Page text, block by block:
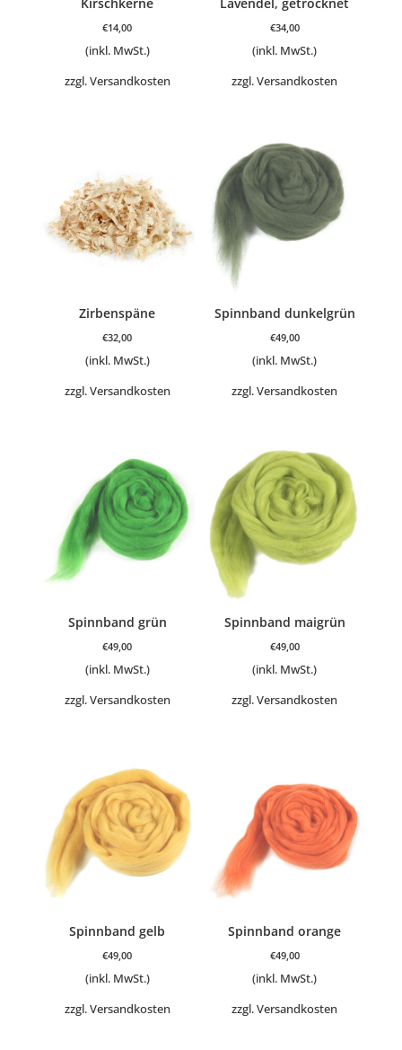
Kirschkerne
€14,00
(inkl. MwSt.)
zzgl.Versandkosten
Lavendel, getrocknet
€34,00
(inkl. MwSt.)
zzgl.Versandkosten
Zirbenspäne
€32,00
(inkl. MwSt.)
zzgl.Versandkosten
Spinnband dunkelgrün
€49,00
(inkl. MwSt.)
zzgl.Versandkosten
Spinnband grün
€49,00
(inkl. MwSt.)
zzgl.Versandkosten
Spinnband maigrün
€49,00
(inkl. MwSt.)
zzgl.Versandkosten
Spinnband gelb
€49,00
(inkl. MwSt.)
zzgl.Versandkosten
Spinnband orange
€49,00
(inkl. MwSt.)
zzgl.Versandkosten